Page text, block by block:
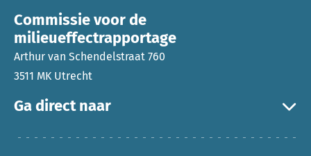
Ga direct naar
Commissie voor de
milieueffectrapportage
Arthur van Schendelstraat 760
3511 MK Utrecht